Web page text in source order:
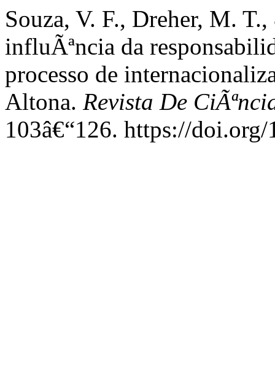
Souza, V. F., Dreher, M.
influÃªncia da
processo de
Altona. Revista De
103â€“126. https://